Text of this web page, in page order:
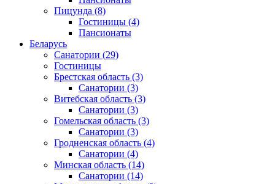
Пицунда (8)
Гостиницы (4)
Пансионаты
Беларусь
Санатории (29)
Гостиницы
Брестская область (3)
Санатории (3)
Витебская область (3)
Санатории (3)
Гомельская область (3)
Санатории (3)
Гродненская область (4)
Санатории (4)
Минская область (14)
Санатории (14)